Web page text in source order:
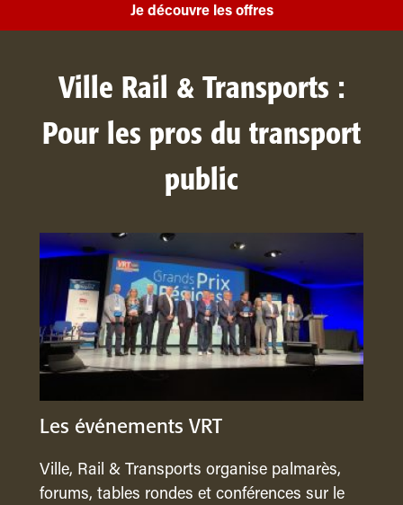
Je découvre les offres
Ville Rail & Transports :
Pour les pros du transport
public
Les événements VRT
Ville, Rail & Transports organise palmarès,
forums, tables rondes et conférences sur le